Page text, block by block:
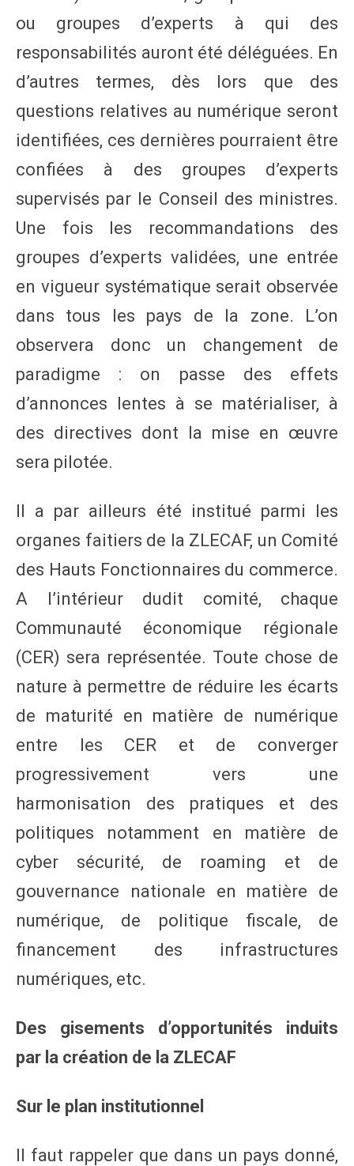
ou groupes d’experts à qui des
responsabilités auront été déléguées. En
d’autres termes, dès lors que des
questions relatives au numérique seront
identifiées, ces dernières pourraient être
confiées à des groupes d’experts
supervisés par le Conseil des ministres.
Une fois les recommandations des
groupes d’experts validées, une entrée
en vigueur systématique serait observée
dans tous les pays de la zone. L’on
observera donc un changement de
paradigme : on passe des effets
d’annonces lentes à se matérialiser, à
des directives dont la mise en œuvre
sera pilotée.
Il a par ailleurs été institué parmi les
organes faitiers de la ZLECAF, un Comité
des Hauts Fonctionnaires du commerce.
A l’intérieur dudit comité, chaque
Communauté économique régionale
(CER) sera représentée. Toute chose de
nature à permettre de réduire les écarts
de maturité en matière de numérique
entre les CER et de converger
progressivement vers une
harmonisation des pratiques et des
politiques notamment en matière de
cyber sécurité, de roaming et de
gouvernance nationale en matière de
numérique, de politique fiscale, de
financement des infrastructures
numériques, etc.
Des gisements d’opportunités induits
par la création de la ZLECAF
Sur le plan institutionnel
Il faut rappeler que dans un pays donné,